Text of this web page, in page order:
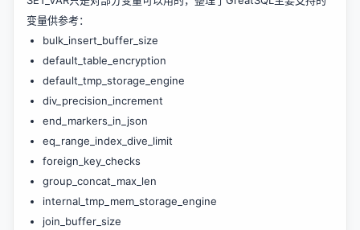
变量供参考：
bulk_insert_buffer_size
default_table_encryption
default_tmp_storage_engine
div_precision_increment
end_markers_in_json
eq_range_index_dive_limit
foreign_key_checks
group_concat_max_len
internal_tmp_mem_storage_engine
join_buffer_size